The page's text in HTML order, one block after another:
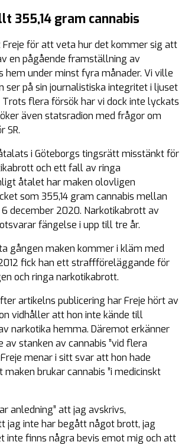
355,14 gram cannabis
för att veta hur det kommer sig att
en pågående framställning av
hem under minst fyra månader. Vi ville
ser på sin journalistiska integritet i ljuset
flera försök har vi dock inte lyckats
även statsradion med frågor om
SR.
i Göteborgs tingsrätt misstänkt för
och ett fall av ringa
åtalet har maken olovligen
som 355,14 gram cannabis mellan
6 december 2020. Narkotikabrott av
fängelse i upp till tre år.
gången maken kommer i kläm med
fick han ett straffföreläggande för
och ringa narkotikabrott.
artikelns publicering har Freje hört av
vidhåller att hon inte kände till
narkotika hemma. Däremot erkänner
av stanken av cannabis ”vid flera
menar i sitt svar att hon hade
brukar cannabis ”i medicinskt
anledning” att jag avskrivs,
jag inte har begått något brott, jag
inte finns några bevis emot mig och att